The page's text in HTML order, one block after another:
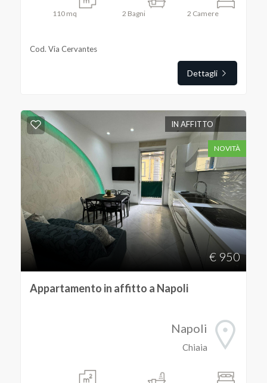
110mq 2 Bagni 2 Camere
Cod. Via Cervantes
Dettagli
IN AFFITTO
NOVITÀ
€ 950
Appartamento in affitto a Napoli
Napoli
Chiaia